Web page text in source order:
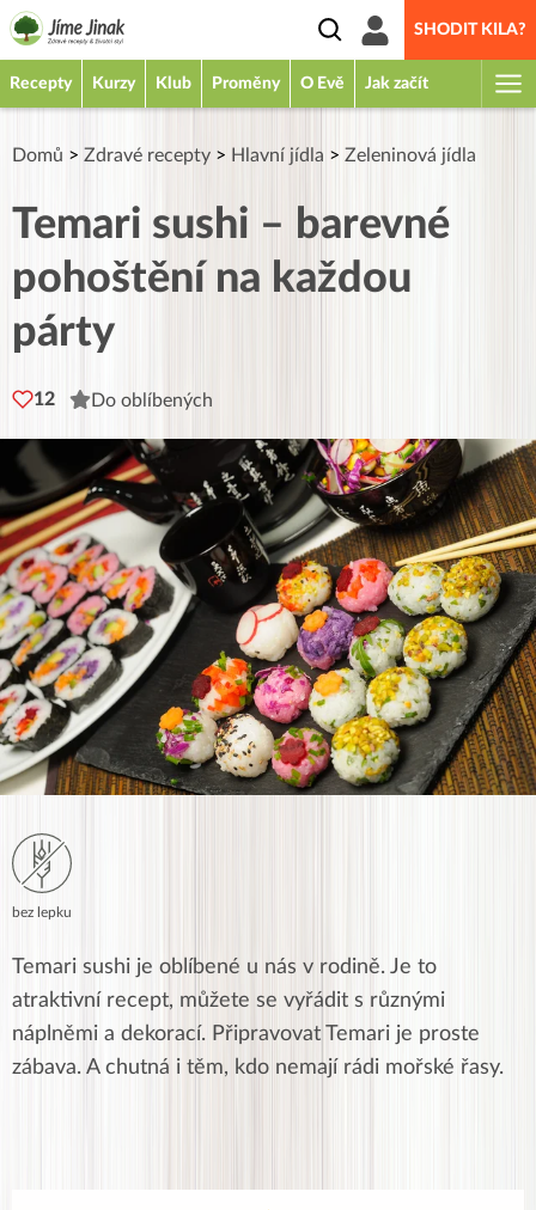
SHODIT KILA?
Recepty Kurzy Klub Proměny O Evě Jak začít
Domů > Zdravé recepty > Hlavní jídla > Zeleninová jídla
Temari sushi – barevné
pohoštění na každou
párty
12 Do oblíbených
bez lepku
Temari sushi je oblíbené u nás v rodině. Je to
atraktivní recept, můžete se vyřádit s různými
náplněmi a dekorací. Připravovat Temari je proste
zábava. A chutná i těm, kdo nemají rádi mořské řasy.